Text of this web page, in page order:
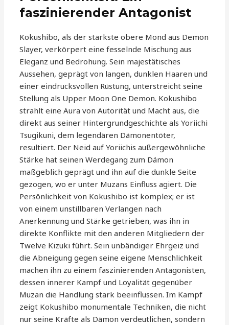
faszinierender Antagonist
Kokushibo, als der stärkste obere Mond aus Demon
Slayer, verkörpert eine fesselnde Mischung aus
Eleganz und Bedrohung. Sein majestätisches
Aussehen, geprägt von langen, dunklen Haaren und
einer eindrucksvollen Rüstung, unterstreicht seine
Stellung als Upper Moon One Demon. Kokushibo
strahlt eine Aura von Autorität und Macht aus, die
direkt aus seiner Hintergrundgeschichte als Yoriichi
Tsugikuni, dem legendären Dämonentöter,
resultiert. Der Neid auf Yoriichis außergewöhnliche
Stärke hat seinen Werdegang zum Dämon
maßgeblich geprägt und ihn auf die dunkle Seite
gezogen, wo er unter Muzans Einfluss agiert. Die
Persönlichkeit von Kokushibo ist komplex; er ist
von einem unstillbaren Verlangen nach
Anerkennung und Stärke getrieben, was ihn in
direkte Konflikte mit den anderen Mitgliedern der
Twelve Kizuki führt. Sein unbändiger Ehrgeiz und
die Abneigung gegen seine eigene Menschlichkeit
machen ihn zu einem faszinierenden Antagonisten,
dessen innerer Kampf und Loyalität gegenüber
Muzan die Handlung stark beeinflussen. Im Kampf
zeigt Kokushibo monumentale Techniken, die nicht
nur seine Kräfte als Dämon verdeutlichen, sondern